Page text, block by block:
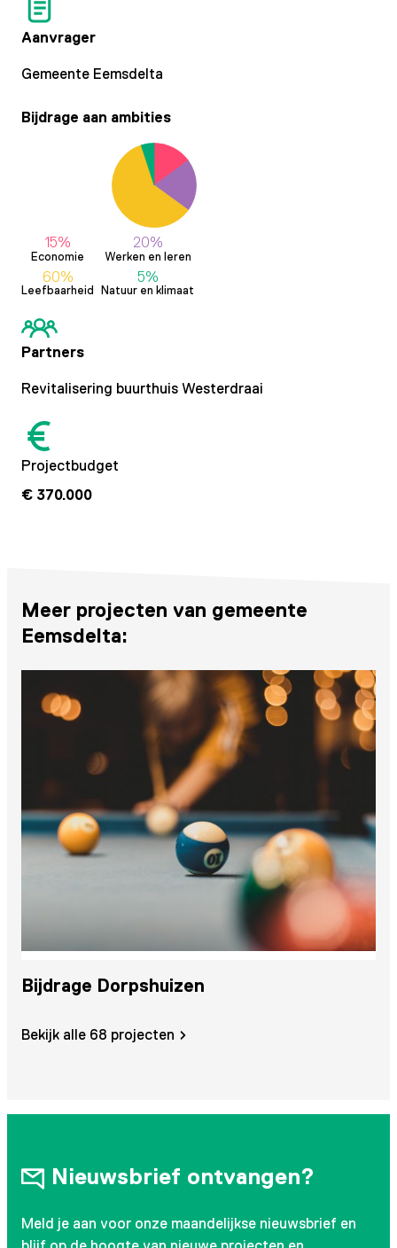
Aanvrager
Gemeente Eemsdelta
Bijdrage aan ambities
15%
Economie
20%
Werken en leren
60%
Leefbaarheid
5%
Natuur en klimaat
Partners
Revitalisering buurthuis Westerdraai
Projectbudget
€ 370.000
Meer projecten van gemeente
Eemsdelta:
Bekijk alle 68 projecten
Bijdrage Dorpshuizen
Nieuwsbrief ontvangen?
Meld je aan voor onze maandelijkse nieuwsbrief en